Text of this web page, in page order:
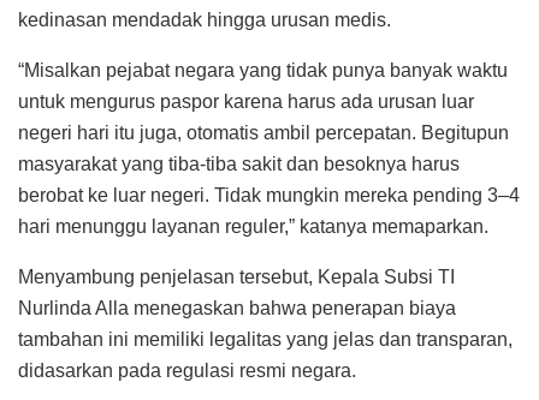
kedinasan mendadak hingga urusan medis.
“Misalkan pejabat negara yang tidak punya banyak waktu
untuk mengurus paspor karena harus ada urusan luar
negeri hari itu juga, otomatis ambil percepatan. Begitupun
masyarakat yang tiba-tiba sakit dan besoknya harus
berobat ke luar negeri. Tidak mungkin mereka pending 3–4
hari menunggu layanan reguler,” katanya memaparkan.
Menyambung penjelasan tersebut, Kepala Subsi TI
Nurlinda Alla menegaskan bahwa penerapan biaya
tambahan ini memiliki legalitas yang jelas dan transparan,
didasarkan pada regulasi resmi negara.